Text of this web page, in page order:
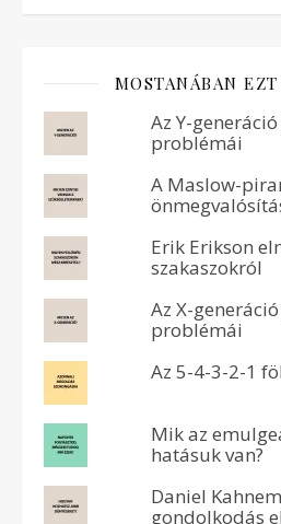
MOSTANÁBAN
Az Y-
problémái
A Maslow-
Erik Erikson
szakaszokról
Az X-
problémái
Az 5-4-3-2-1
Mik az
hatásuk van?
Daniel
gondolkodás